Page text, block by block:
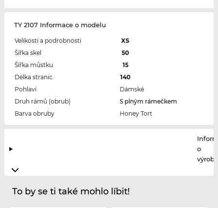
TY 2107 Informace o modelu
Velikosti a podrobnosti
XS
Šířka skel
50
Šířka můstku
15
Délka stranic
140
Pohlaví
Dámské
Druh rámů (obrub)
S plným rámečkem
Barva obruby
Honey Tort
o
To by se ti také mohlo líbit!